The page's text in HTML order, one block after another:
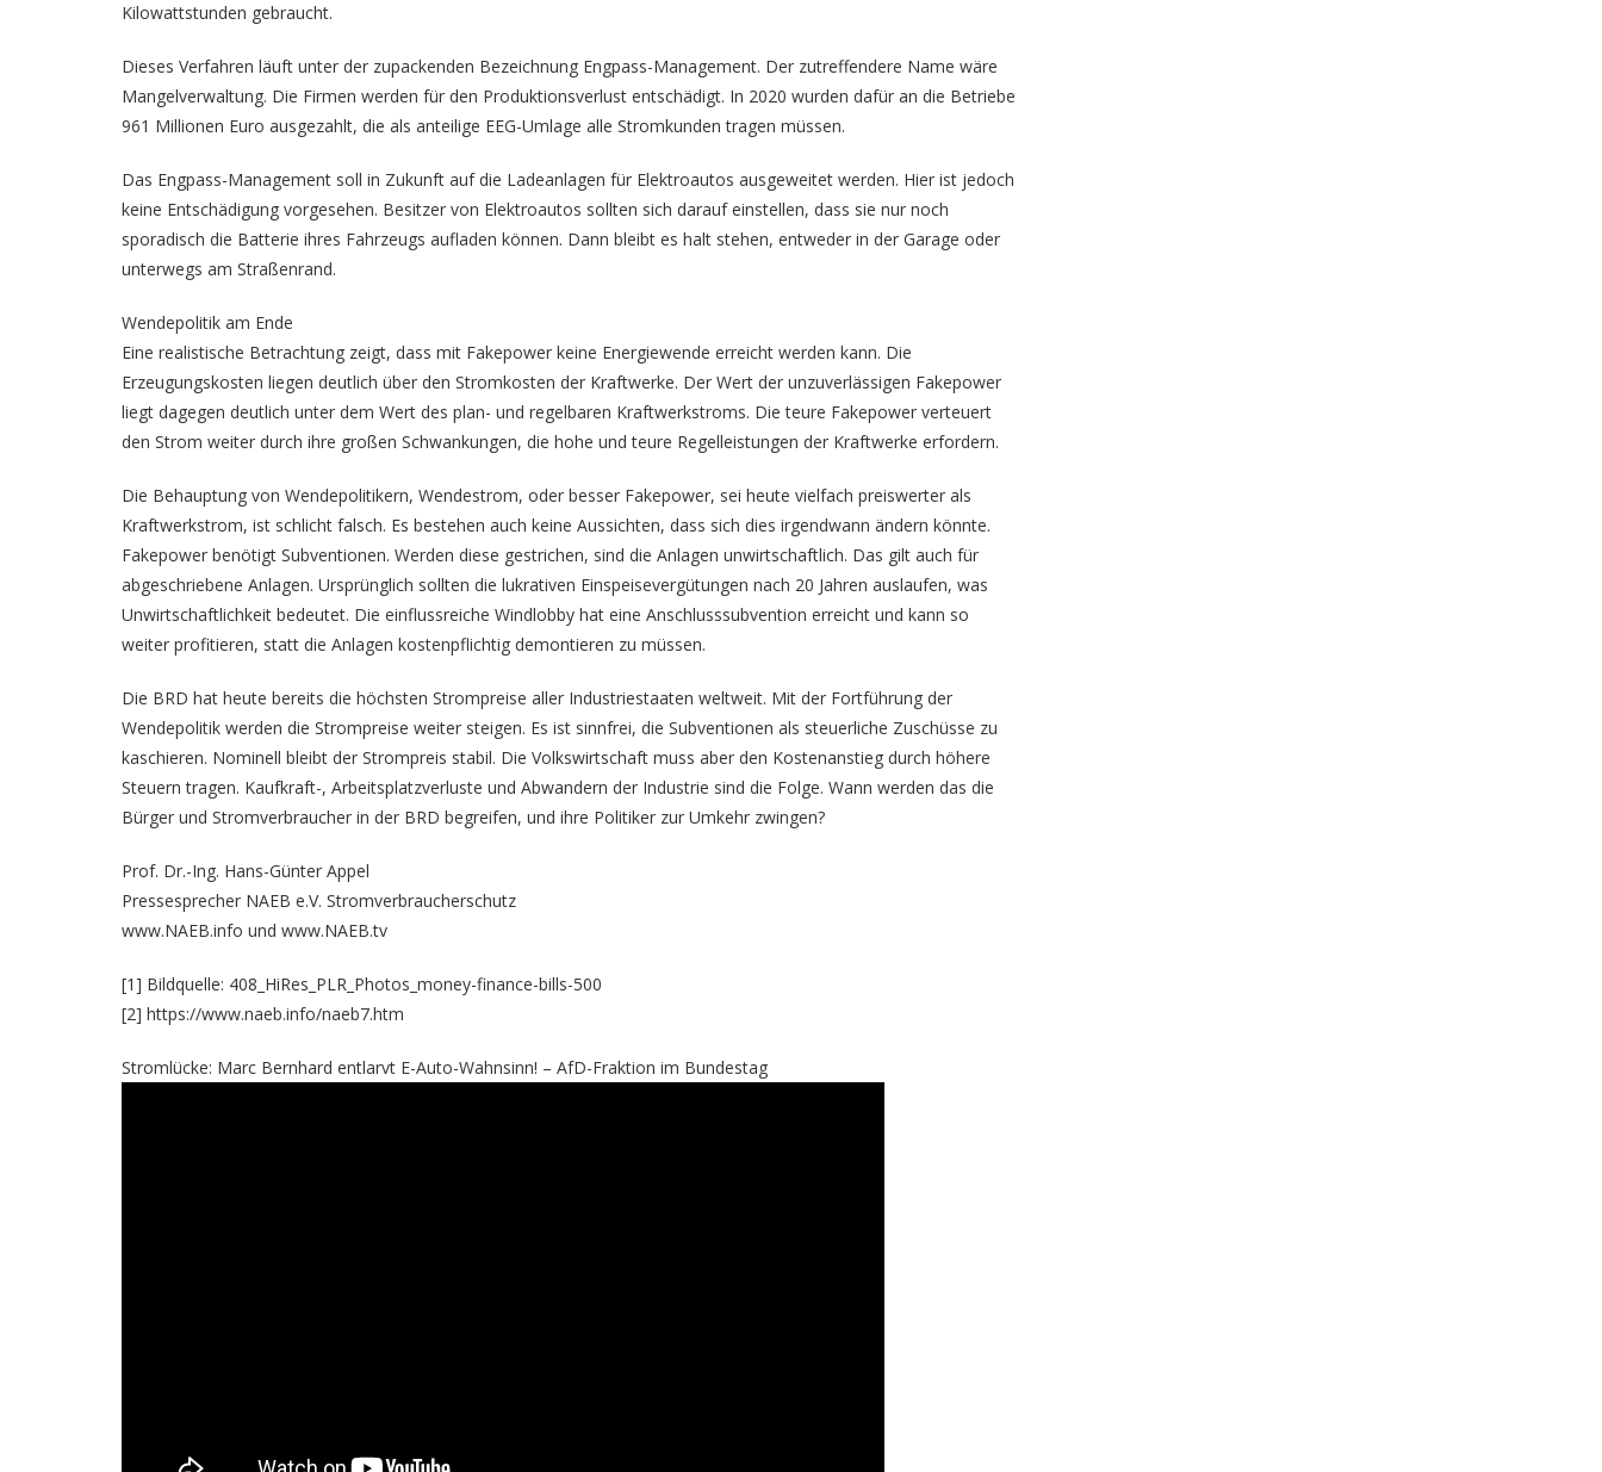
Kilowattstunden gebraucht.
Dieses Verfahren läuft unter der zupackenden Bezeichnung Engpass-Management. Der zutreffendere Name wäre
Mangelverwaltung. Die Firmen werden für den Produktionsverlust entschädigt. In 2020 wurden dafür an die Betriebe
961 Millionen Euro ausgezahlt, die als anteilige EEG-Umlage alle Stromkunden tragen müssen.
Das Engpass-Management soll in Zukunft auf die Ladeanlagen für Elektroautos ausgeweitet werden. Hier ist jedoch
keine Entschädigung vorgesehen. Besitzer von Elektroautos sollten sich darauf einstellen, dass sie nur noch
sporadisch die Batterie ihres Fahrzeugs aufladen können. Dann bleibt es halt stehen, entweder in der Garage oder
unterwegs am Straßenrand.
Wendepolitik am Ende
Eine realistische Betrachtung zeigt, dass mit Fakepower keine Energiewende erreicht werden kann. Die
Erzeugungskosten liegen deutlich über den Stromkosten der Kraftwerke. Der Wert der unzuverlässigen Fakepower
liegt dagegen deutlich unter dem Wert des plan- und regelbaren Kraftwerkstroms. Die teure Fakepower verteuert
den Strom weiter durch ihre großen Schwankungen, die hohe und teure Regelleistungen der Kraftwerke erfordern.
Die Behauptung von Wendepolitikern, Wendestrom, oder besser Fakepower, sei heute vielfach preiswerter als
Kraftwerkstrom, ist schlicht falsch. Es bestehen auch keine Aussichten, dass sich dies irgendwann ändern könnte.
Fakepower benötigt Subventionen. Werden diese gestrichen, sind die Anlagen unwirtschaftlich. Das gilt auch für
abgeschriebene Anlagen. Ursprünglich sollten die lukrativen Einspeisevergütungen nach 20 Jahren auslaufen, was
Unwirtschaftlichkeit bedeutet. Die einflussreiche Windlobby hat eine Anschlusssubvention erreicht und kann so
weiter profitieren, statt die Anlagen kostenpflichtig demontieren zu müssen.
Die BRD hat heute bereits die höchsten Strompreise aller Industriestaaten weltweit. Mit der Fortführung der
Wendepolitik werden die Strompreise weiter steigen. Es ist sinnfrei, die Subventionen als steuerliche Zuschüsse zu
kaschieren. Nominell bleibt der Strompreis stabil. Die Volkswirtschaft muss aber den Kostenanstieg durch höhere
Steuern tragen. Kaufkraft-, Arbeitsplatzverluste und Abwandern der Industrie sind die Folge. Wann werden das die
Bürger und Stromverbraucher in der BRD begreifen, und ihre Politiker zur Umkehr zwingen?
Prof. Dr.-Ing. Hans-Günter Appel
Pressesprecher NAEB e.V. Stromverbraucherschutz
www.NAEB.info und www.NAEB.tv
[1] Bildquelle: 408_HiRes_PLR_Photos_money-finance-bills-500
[2] https://www.naeb.info/naeb7.htm
Stromlücke: Marc Bernhard entlarvt E-Auto-Wahnsinn! – AfD-Fraktion im Bundestag